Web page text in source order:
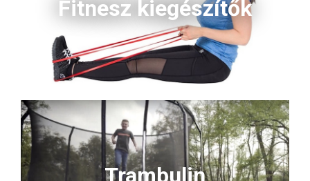
Fitnesz kiegészítők
Trambulin